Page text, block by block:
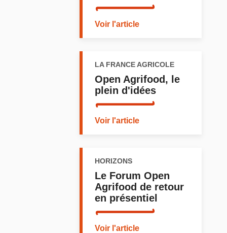
Voir l'article
LA FRANCE AGRICOLE
Open Agrifood, le
plein d'idées
Voir l'article
HORIZONS
Le Forum Open
Agrifood de retour
en présentiel
Voir l'article